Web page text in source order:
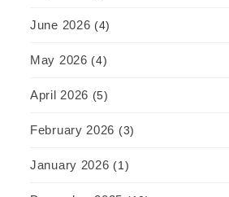
June 2026 (4)
May 2026 (4)
April 2026 (5)
February 2026 (3)
January 2026 (1)